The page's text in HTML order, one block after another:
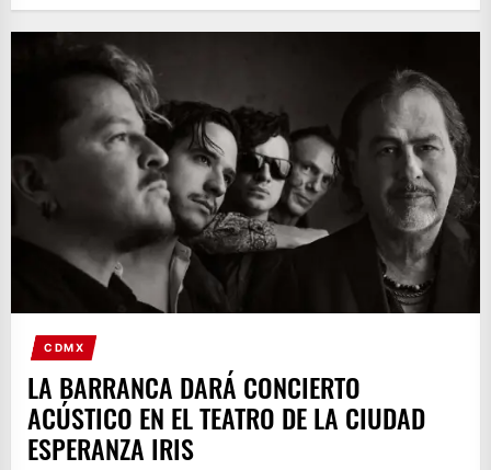
CDMX
LA BARRANCA DARÁ CONCIERTO
ACÚSTICO EN EL TEATRO DE LA CIUDAD
ESPERANZA IRIS